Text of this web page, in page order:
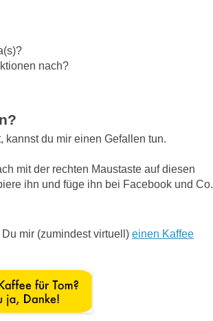
nach?
du mir einen Gefallen tun.
mit der rechten Maustaste auf diesen
ihn und füge ihn bei Facebook und Co.
mir (zumindest virtuell) einen Kaffee